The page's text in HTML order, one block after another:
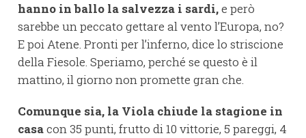
hanno in ballo la salvezza i sardi,e però
sarebbe un peccato gettare al vento l’Europa, no?
E poi Atene. Pronti per l’inferno, dice lo striscione
della Fiesole. Speriamo, perché se questo è il
mattino, il giorno non promette gran che.
Comunque sia, la Viola chiude la stagione in
casacon 35 punti, frutto di 10 vittorie, 5 pareggi, 4